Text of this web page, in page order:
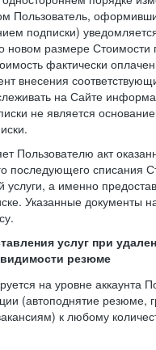
Пользователь,
подписки)
размере Стоимости
фактически
внесения
на Сайте
не является
Пользователю акт
последующего списания
услуги, а именно
Указанные документы
услуг при
видимости резюме
на уровне аккаунта
(автоподнятие резюме,
к любому